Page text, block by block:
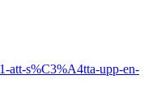
att-s%C3%A4tta-upp-en-